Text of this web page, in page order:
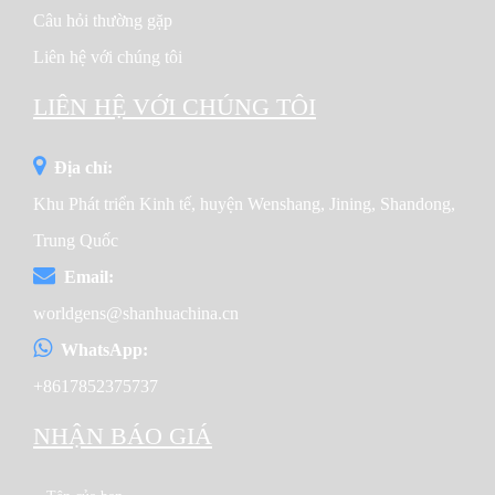
hay không và cung cấp đề xuất cấu hình thực tế dựa
trên điều kiện công trường của bạn.
Câu hỏi thường gặp
Liên hệ với chúng tôi
LIÊN HỆ VỚI CHÚNG TÔI
Địa chỉ:
Khu Phát triển Kinh tế, huyện Wenshang, Jining, Shandong,
Trung Quốc
Email:
worldgens@shanhuachina.cn
WhatsApp:
+8617852375737
NHẬN BÁO GIÁ